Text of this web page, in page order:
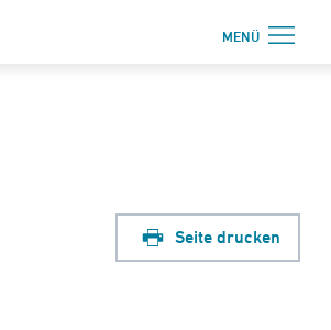
MENÜ
Beratung
Weiterbildung
Seite drucken